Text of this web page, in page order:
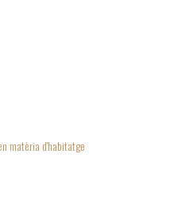
matèria d'habitatge